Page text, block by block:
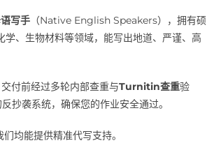
写手（Native English Speakers），拥有硕
、生物材料等领域，能写出地道、严谨、高
付前经过多轮内部查重与Turnitin查重验
抄袭系统，确保您的作业安全通过。
均能提供精准代写支持。